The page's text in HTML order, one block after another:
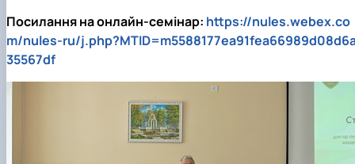
Посилання на онлайн-семінар: https://nules.webex.co
m/nules-ru/
35567df